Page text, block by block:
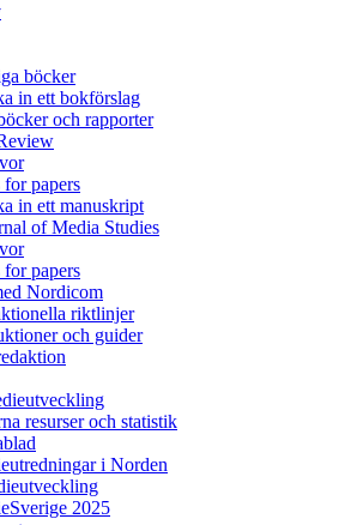
böcker
in ett bokförslag
och rapporter
for papers
in ett manuskript
of Media Studies
for papers
Nordicom
riktlinjer
och guider
resurser och statistik
i Norden
2025